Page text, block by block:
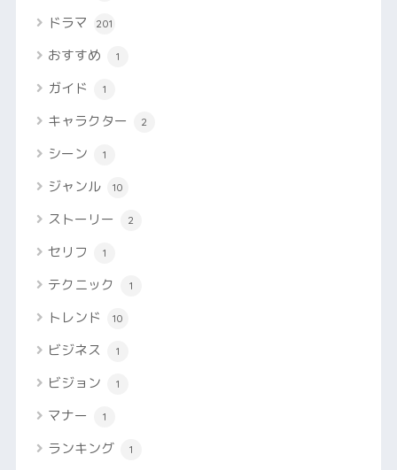
ドラマ 201
おすすめ 1
ガイド 1
キャラクター 2
シーン 1
ジャンル 10
ストーリー 2
セリフ 1
テクニック 1
トレンド 10
ビジネス 1
ビジョン 1
マナー 1
ランキング 1